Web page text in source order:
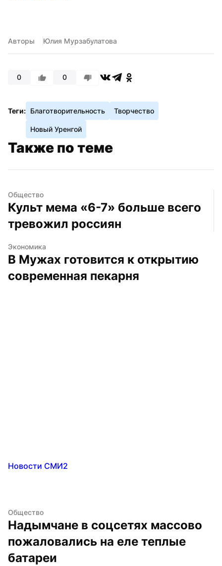
Авторы Юлия Мурзабулатова
0 0
Теги: Благотворительность Творчество
Новый Уренгой
Также по теме
Общество
Культ мема «6-7» больше всего
тревожил россиян
Экономика
В Мужах готовится к открытию
современная пекарня
Новости СМИ2
Общество
Надымчане в соцсетях массово
пожаловались на еле теплые
батареи